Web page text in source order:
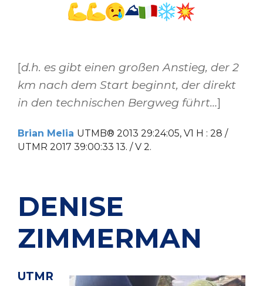
⛰
[d.h. es gibt einen großen Anstieg, der 2
km nach dem Start beginnt, der direkt
in den technischen Bergweg führt…]
Brian Melia UTMB® 2013 29:24:05, V1 H : 28 /
UTMR 2017 39:00:33 13. / V 2.
DENISE
ZIMMERMAN
UTMR